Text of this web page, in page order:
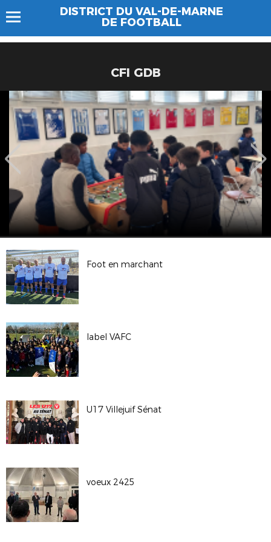
DISTRICT DU VAL-DE-MARNE
DE FOOTBALL
CFI GDB
Foot en marchant
label VAFC
U17 Villejuif Sénat
voeux 2425